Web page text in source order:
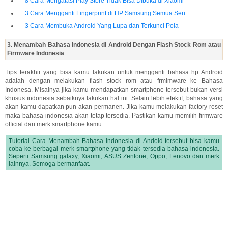
3 Cara Mengganti Fingerprint di HP Samsung Semua Seri
3 Cara Membuka Android Yang Lupa dan Terkunci Pola
3. Menambah Bahasa Indonesia di Android Dengan Flash Stock Rom atau
Firmware Indonesia
Tips terakhir yang bisa kamu lakukan untuk mengganti bahasa hp Android
adalah dengan melakukan flash stock rom atau frmimware ke Bahasa
Indonesa. Misalnya jika kamu mendapatkan smartphone tersebut bukan versi
khusus indonesia sebaiknya lakukan hal ini. Selain lebih efektif, bahasa yang
akan kamu dapatkan pun akan permanen. Jika kamu melakukan factory reset
maka bahasa indonesia akan tetap tersedia. Pastikan kamu memilih firmware
official dari merk smartphone kamu.
Tutorial Cara Menambah Bahasa Indonesia di Andoid tersebut bisa kamu
coba ke berbagai merk smartphone yang tidak tersedia bahasa indonesia.
Seperti Samsung galaxy, Xiaomi, ASUS Zenfone, Oppo, Lenovo dan merk
lainnya. Semoga bermanfaat.